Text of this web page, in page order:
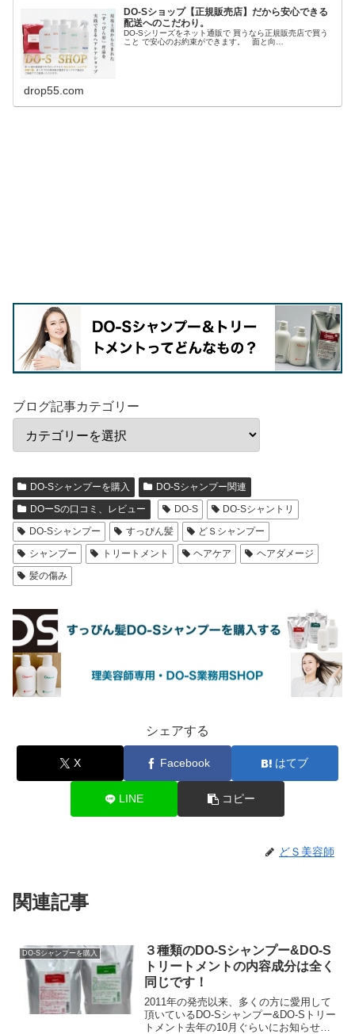
DO-Sショップ【正規販売店】だから安心できる
配送へのこだわり。
DO-Sシリーズをネット通販で 買うなら正規販売店で買う
こと で安心のお約束ができます。 面と向…
drop55.com
ブログ記事カテゴリー
DO-Sシャンプーを購入
DO-Sシャンプー関連
DOーSの口コミ、レビュー
DO-S
DO-Sシャントリ
DO-Sシャンプー
すっぴん髪
どＳシャンプー
シャンプー
トリートメント ヘアケア
ヘアダメージ
髪の傷み
シェアする
X Facebook はてブ
LINE コピー
どＳ美容師
関連記事
DO-Sシャンプーを購入
３種類のDO-Sシャンプー&DO-S
トリートメントの内容成分は全く
同じです！
2011年の発売以来、多くの方に愛用して
頂いているDO-Sシャンプー&DO-Sトリー
トメント去年の10月ぐらいにお知らせし